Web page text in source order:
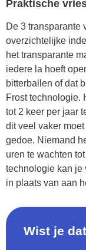
Praktische
De 3 transparante
overzichtelijke
het transparante
iedere la hoeft
bitterballen of dat
Frost technologie.
tot 2 keer per jaar
dit veel vaker
gedoe. Niemand
uren te wachten
technologie kan je
in plaats van aan
Wist je